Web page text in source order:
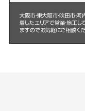
大阪市・東大阪市・吹田市・
着したエリアで営業・施工し
ますのでお気軽にご相談くだ